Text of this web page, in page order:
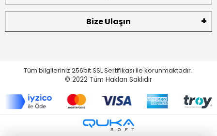
Bize Ulaşın
Tüm bilgileriniz 256bit SSL Sertifikası ile korunmaktadır.
© 2022 Tüm Hakları Saklıdır